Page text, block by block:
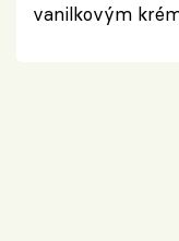
vanilkovým